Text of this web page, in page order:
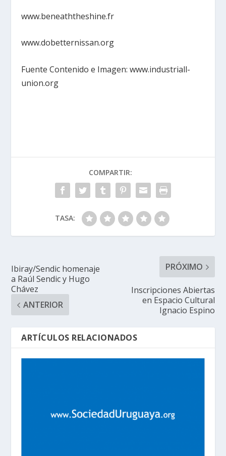
www.beneaththeshine.fr
www.dobetternissan.org
Fuente Contenido e Imagen: www.industriall-
union.org
COMPARTIR:
TASA:
Ibiray/Sendic homenaje
a Raúl Sendic y Hugo
Chávez
ANTERIOR
PRÓXIMO
Inscripciones Abiertas
en Espacio Cultural
Ignacio Espino
ARTÍCULOS RELACIONADOS